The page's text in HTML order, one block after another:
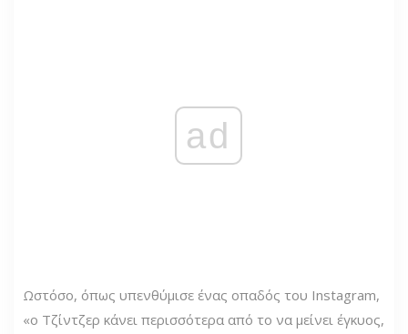
ad
Ωστόσο, όπως υπενθύμισε ένας οπαδός του Instagram,
«ο Τζίντζερ κάνει περισσότερα από το να μείνει έγκυος,